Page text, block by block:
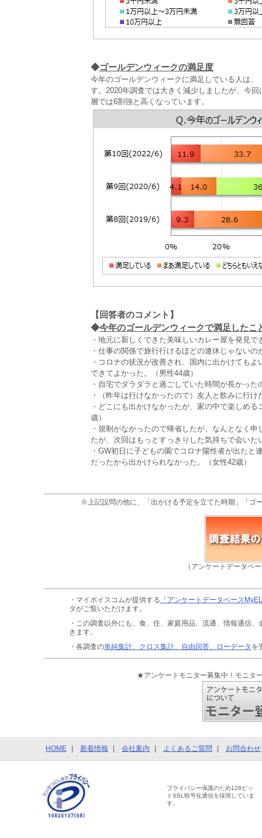
◆ゴールデンウィークの満足度
今年のゴールデンウィークに満足している人は
す。2020年調査では大きく減少しましたが、今
層では6割強と高くなっています。
【回答者のコメント】
◆今年のゴールデンウィークで満足したこ
・地元に新しくできた美味しいカレー屋を発見で
・仕事の関係で旅行行けるほどの連休じゃないの
・コロナの状況が改善され、国内に出かけても
できてよかった。（男性44歳）
・自宅でダラダラと過ごしていた時間が長かっ
・（昨年は行けなかったので）友人と飲みに行
・どこにも出かけなかったが、家の中で楽しめ
歳）
・規制がなかったので帰省したが、なんとなく
たが、次回はもっとすっきりした気持ちで会いた
・GW初日に子どもの園でコロナ陽性者が出た
だったから出かけられなかった。（女性42歳）
※上記設問の他に、「出かける予定を立てた時期」「ゴ
（アンケートデータベ
・マイボイスコムが提供する 「アンケートデータベース
タがご覧いただけます。
・この調査以外にも、食、住、家庭用品、流通、情報通信、
きます。
・各調査の単純集計、クロス集計、自由回答、ローデータ を
★アンケートモニター募集中！モニタ
HOME 新着情報 会社案内 よくあるご質問 お問合わせ
プライバシー保護のため128ビッ
トSSL暗号化通信を採用していま
す。